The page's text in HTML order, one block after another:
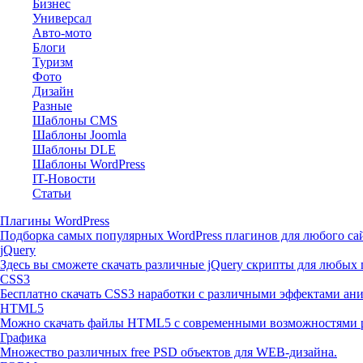
Бизнес
Универсал
Авто-мото
Блоги
Туризм
Фото
Дизайн
Разные
Шаблоны CMS
Шаблоны Joomla
Шаблоны DLE
Шаблоны WordPress
IT-Новости
Статьи
Плагины WordPress
Подборка самых популярных WordPress плагинов для любого
jQuery
Здесь вы сможете скачать различные jQuery скрипты для любых
CSS3
Бесплатно скачать CSS3 наработки с различными эффектами
HTML5
Можно скачать файлы HTML5 с современными возможностями
Графика
Множество различных free PSD объектов для WEB-дизайна.